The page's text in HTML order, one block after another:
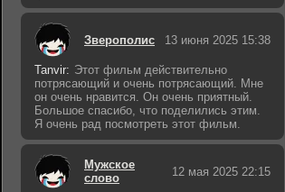
Зверополис 13 июня 2025 15:38
Tanvir: Этот фильм действительно
потрясающий и очень потрясающий. Мне
он очень нравится. Он очень приятный.
Большое спасибо, что поделились этим.
Я очень рад посмотреть этот фильм.
Мужское
слово
12 мая 2025 22:15